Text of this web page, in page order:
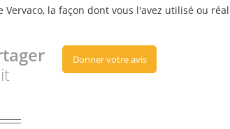
la façon dont vous l'avez utilisé ou
Donner votre avis